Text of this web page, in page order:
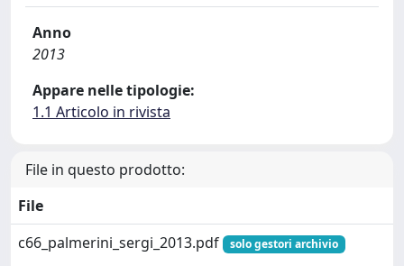
Anno
2013
Appare nelle tipologie:
1.1 Articolo in rivista
File in questo prodotto:
File
c66_palmerini_sergi_2013.pdf
solo gestori archivio